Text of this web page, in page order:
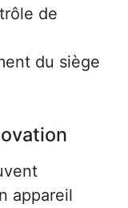
de
du siège
appareil